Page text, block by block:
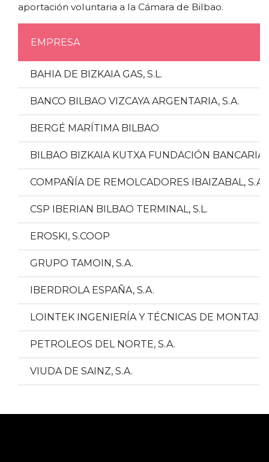
aportación voluntaria a la Cámara de Bilbao.
EMPRESA
BAHIA DE BIZKAIA GAS, S.L.
BANCO BILBAO VIZCAYA ARGENTARIA, S.A.
BERGÉ MARÍTIMA BILBAO
BILBAO BIZKAIA KUTXA FUNDACIÓN BANCARIA
COMPAÑÍA DE REMOLCADORES IBAIZABAL, S.A.
CSP IBERIAN BILBAO TERMINAL, S.L.
EROSKI, S.COOP
GRUPO TAMOIN, S.A.
IBERDROLA ESPAÑA, S.A.
LOINTEK INGENIERÍA Y TÉCNICAS DE
PETROLEOS DEL NORTE, S.A.
VIUDA DE SAINZ, S.A.